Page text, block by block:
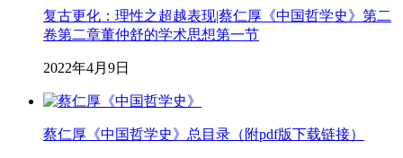
复古更化：理性之超越表现|蔡仁厚《中国哲学史》第二
卷第二章董仲舒的学术思想第一节
2022年4月9日
蔡仁厚《中国哲学史》总目录（附pdf版下载链接）